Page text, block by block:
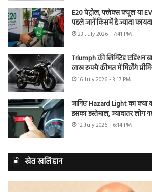
E20 पेट्रोल, फ्लेक्स फ्यूल या
पहले जानें किसमें है ज्यादा फायदा
23 July 2026 - 7:41 PM
Triumph की लिमिटेड एडिशन
लाख रुपये कीमत में मिलेंगे
16 July 2026 - 3:17 PM
जानिए Hazard Light का
इसका इस्तेमाल, ज्यादातर लोग
12 July 2026 - 6:14 PM
खेत खलिहान